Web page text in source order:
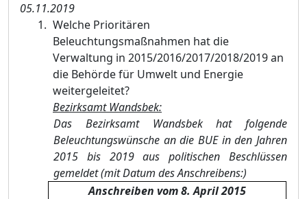
05.11.2019
Welche Prioritären
Beleuchtungsmaßnahmen hat die
Verwaltung in 2015/2016/2017/2018/2019 an
die Behörde für Umwelt und Energie
weitergeleitet?
Bezirksamt Wandsbek:
Das Bezirksamt Wandsbek hat folgende
Beleuchtungswünsche an die BUE in den Jahren
2015 bis 2019 aus politischen Beschlüssen
gemeldet (mit Datum des Anschreibens:)
Anschreiben vom 8. April 2015